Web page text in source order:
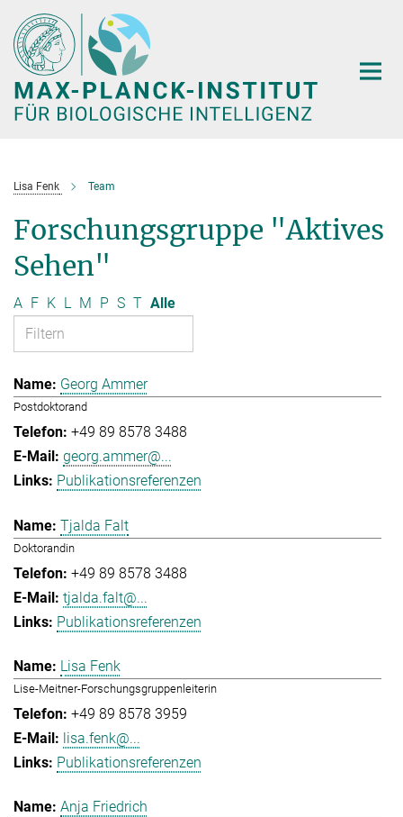
Hauptinhalt
Lisa Fenk Team
Forschungsgruppe "Aktives
Sehen"
A F K L M P S T Alle
Georg Ammer
Postdoktorand
+49 89 8578 3488
georg.ammer@...
Publikationsreferenzen
Tjalda Falt
Doktorandin
+49 89 8578 3488
tjalda.falt@...
Publikationsreferenzen
Lisa Fenk
Lise-Meitner-Forschungsgruppenleiterin
+49 89 8578 3959
lisa.fenk@...
Publikationsreferenzen
Anja Friedrich